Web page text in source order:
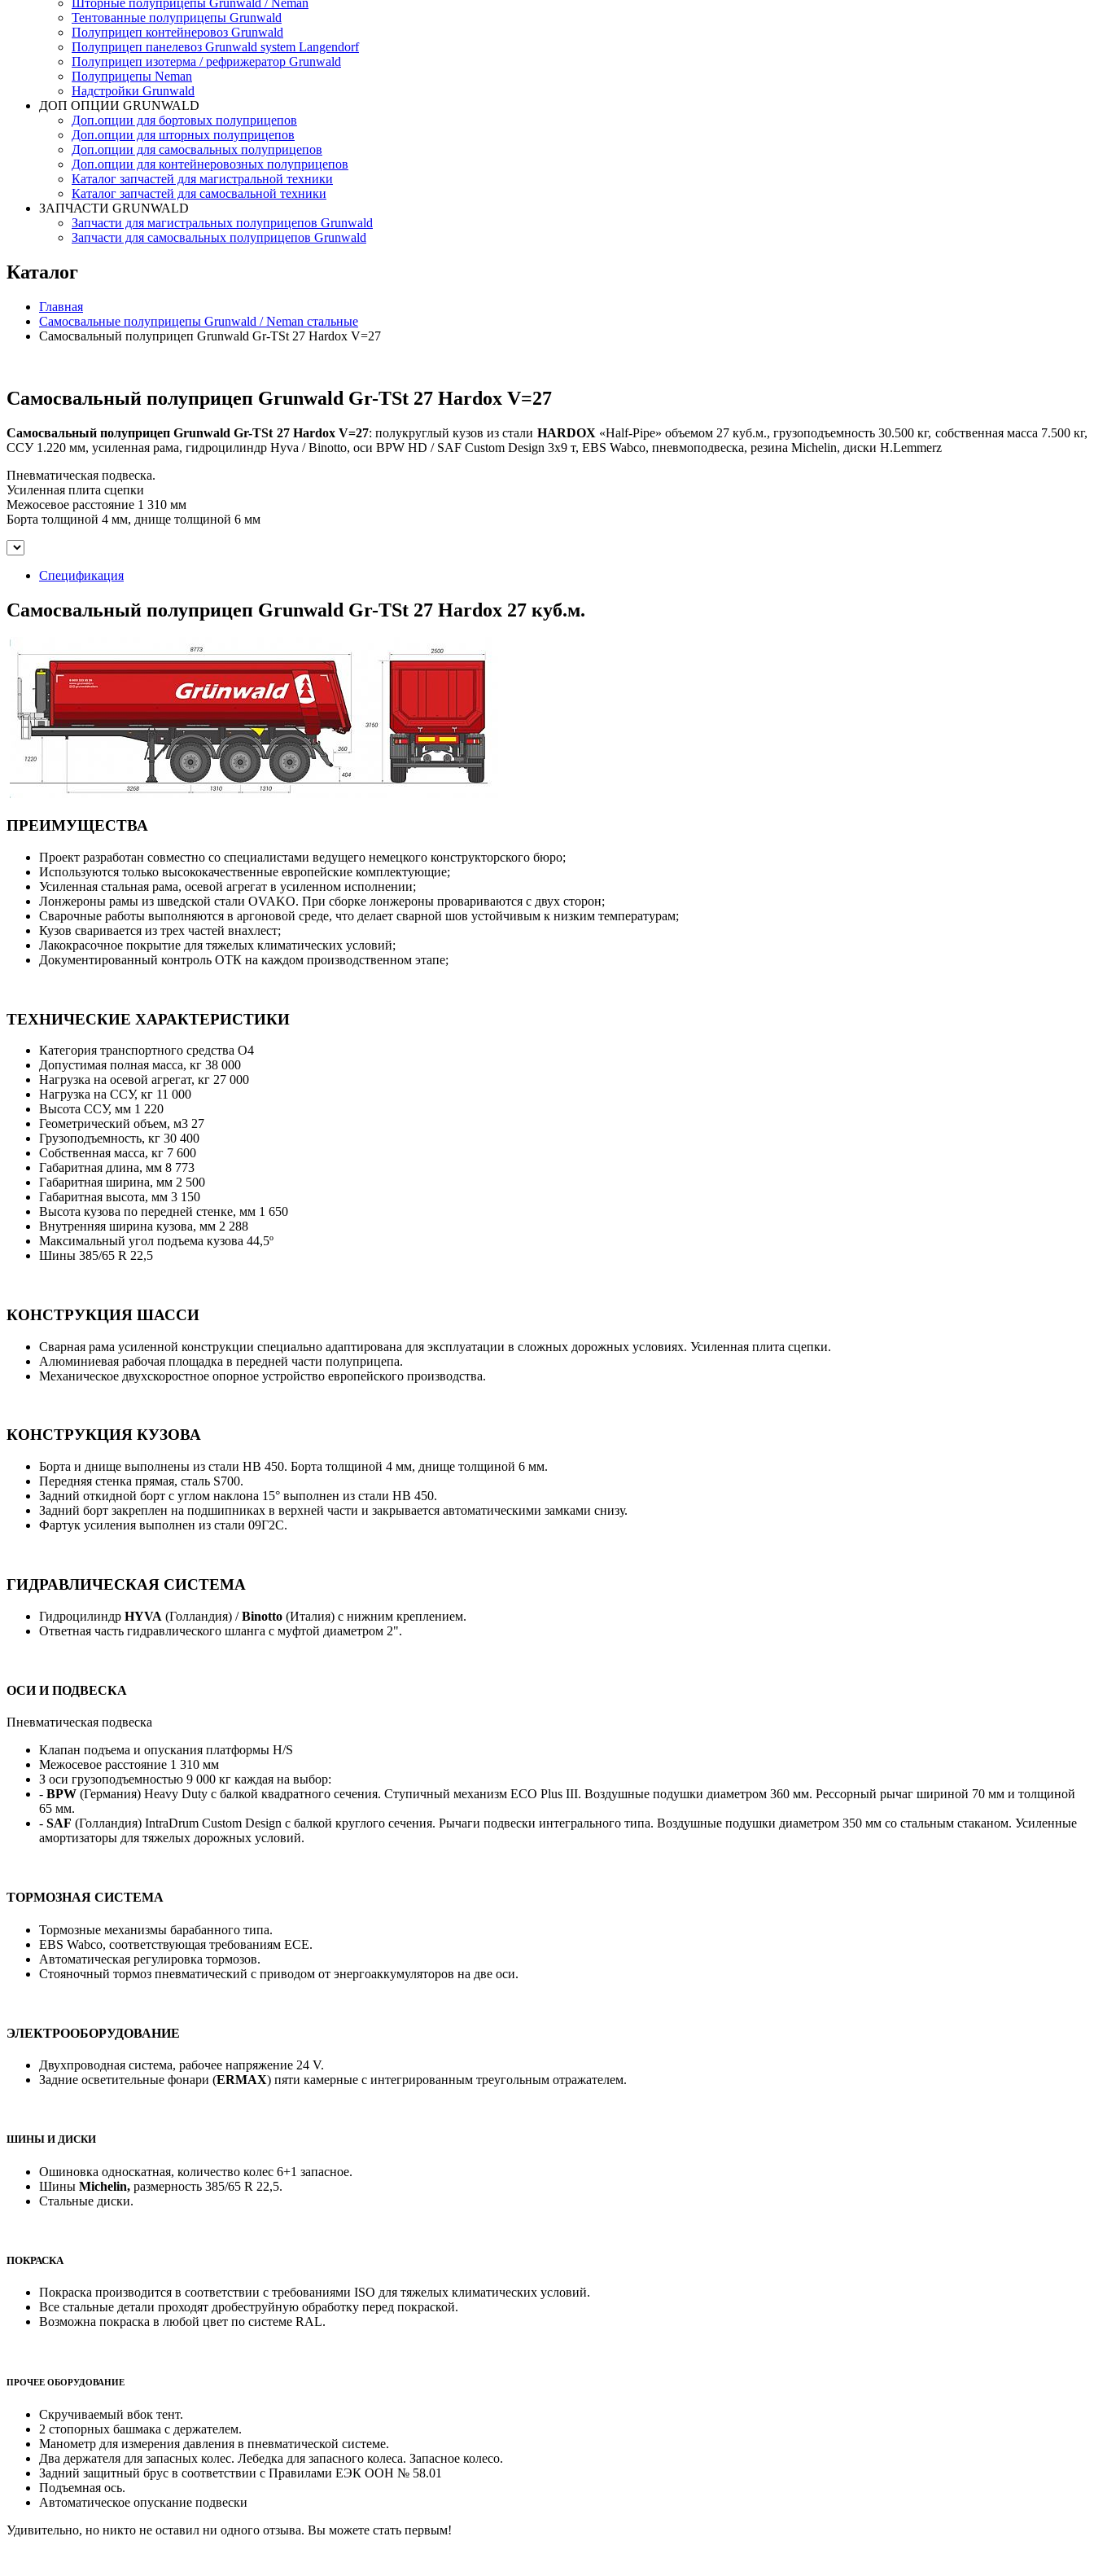
Шторные полуприцепы Grunwald / Neman
Тентованные полуприцепы Grunwald
Полуприцеп контейнеровоз Grunwald
Полуприцеп панелевоз Grunwald system Langendorf
Полуприцеп изотерма / рефрижератор Grunwald
Полуприцепы Neman
Надстройки Grunwald
ДОП ОПЦИИ GRUNWALD
Доп.опции для бортовых полуприцепов
Доп.опции для шторных полуприцепов
Доп.опции для самосвальных полуприцепов
Доп.опции для контейнеровозных полуприцепов
Каталог запчастей для магистральной техники
Каталог запчастей для самосвальной техники
ЗАПЧАСТИ GRUNWALD
Запчасти для магистральных полуприцепов Grunwald
Запчасти для самосвальных полуприцепов Grunwald
Каталог
Главная
Самосвальные полуприцепы Grunwald / Neman стальные
Самосвальный полуприцеп Grunwald Gr-TSt 27 Hardox V=27
Самосвальный полуприцеп Grunwald Gr-TSt 27 Hardox V=27
Самосвальный полуприцеп Grunwald Gr-TSt 27 Hardox V=27: полукруглый кузов из стали HARDOX «Half-Pipe» объемом 27 куб.м., грузоподъемность 30.500 кг, собственная масса 7.500 кг,
ССУ 1.220 мм, усиленная рама, гидроцилиндр Hyva / Binotto, оси BPW HD / SAF Custom Design 3x9 т, EBS Wabco, пневмоподвеска, резина Michelin, диски H.Lemmerz
Пневматическая подвеска.
Усиленная плита сцепки
Межосевое расстояние 1 310 мм
Борта толщиной 4 мм, днище толщиной 6 мм
Спецификация
Самосвальный полуприцеп Grunwald Gr-TSt 27 Hardox 27 куб.м.
ПРЕИМУЩЕСТВА
Проект разработан совместно со специалистами ведущего немецкого конструкторского бюро;
Используются только высококачественные европейские комплектующие;
Усиленная стальная рама, осевой агрегат в усиленном исполнении;
Лонжероны рамы из шведской стали OVAKO. При сборке лонжероны провариваются с двух сторон;
Сварочные работы выполняются в аргоновой среде, что делает сварной шов устойчивым к низким температурам;
Кузов сваривается из трех частей внахлест;
Лакокрасочное покрытие для тяжелых климатических условий;
Документированный контроль ОТК на каждом производственном этапе;
ТЕХНИЧЕСКИЕ ХАРАКТЕРИСТИКИ
Категория транспортного средства О4
Допустимая полная масса, кг 38 000
Нагрузка на осевой агрегат, кг 27 000
Нагрузка на ССУ, кг 11 000
Высота ССУ, мм 1 220
Геометрический объем, м3 27
Грузоподъемность, кг 30 400
Собственная масса, кг 7 600
Габаритная длина, мм 8 773
Габаритная ширина, мм 2 500
Габаритная высота, мм 3 150
Высота кузова по передней стенке, мм 1 650
Внутренняя ширина кузова, мм 2 288
Максимальный угол подъема кузова 44,5º
Шины 385/65 R 22,5
КОНСТРУКЦИЯ ШАССИ
Сварная рама усиленной конструкции специально адаптирована для эксплуатации в сложных дорожных условиях. Усиленная плита сцепки.
Алюминиевая рабочая площадка в передней части полуприцепа.
Механическое двухскоростное опорное устройство европейского производства.
КОНСТРУКЦИЯ КУЗОВА
Борта и днище выполнены из стали HB 450. Борта толщиной 4 мм, днище толщиной 6 мм.
Передняя стенка прямая, сталь S700.
Задний откидной борт c углом наклона 15° выполнен из стали HB 450.
Задний борт закреплен на подшипниках в верхней части и закрывается автоматическими замками снизу.
Фартук усиления выполнен из стали 09Г2С.
ГИДРАВЛИЧЕСКАЯ СИСТЕМА
Гидроцилиндр HYVA (Голландия) /Binotto (Италия) с нижним креплением.
Ответная часть гидравлического шланга с муфтой диаметром 2".
ОСИ И ПОДВЕСКА
Пневматическая подвеска
Клапан подъема и опускания платформы H/S
Межосевое расстояние 1 310 мм
З оси грузоподъемностью 9 000 кг каждая на выбор:
- BPW (Германия) Heavy Duty с балкой квадратного сечения. Ступичный механизм ECO Plus III. Воздушные подушки диаметром 360 мм. Рессорный рычаг шириной 70 мм и толщиной
65 мм.
- SAF (Голландия) IntraDrum Custom Design с балкой круглого сечения. Рычаги подвески интегрального типа. Воздушные подушки диаметром 350 мм со стальным стаканом. Усиленные
амортизаторы для тяжелых дорожных условий.
ТОРМОЗНАЯ СИСТЕМА
Тормозные механизмы барабанного типа.
EBS Wabco, соответствующая требованиям ECE.
Автоматическая регулировка тормозов.
Стояночный тормоз пневматический с приводом от энергоаккумуляторов на две оси.
ЭЛЕКТРООБОРУДОВАНИЕ
Двухпроводная система, рабочее напряжение 24 V.
Задние осветительные фонари (ERMAX) пяти камерные с интегрированным треугольным отражателем.
ШИНЫ И ДИСКИ
Ошиновка односкатная, количество колес 6+1 запасное.
Шины Michelin, размерность 385/65 R 22,5.
Стальные диски.
ПОКРАСКА
Покраска производится в соответствии с требованиями ISO для тяжелых климатических условий.
Все стальные детали проходят дробеструйную обработку перед покраской.
Возможна покраска в любой цвет по системе RAL.
ПРОЧЕЕ ОБОРУДОВАНИЕ
Скручиваемый вбок тент.
2 стопорных башмака с держателем.
Манометр для измерения давления в пневматической системе.
Два держателя для запасных колес. Лебедка для запасного колеса. Запасное колесо.
Задний защитный брус в соответствии с Правилами ЕЭК ООН № 58.01
Подъемная ось.
Автоматическое опускание подвески
Удивительно, но никто не оставил ни одного отзыва. Вы можете стать первым!